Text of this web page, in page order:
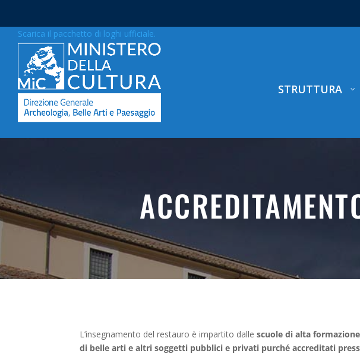
Scarica il pacchetto di loghi ufficiale.
STRUTTURA
L’insegnamento del restauro è impartito dallescuole di alta
di belle arti e altri soggetti pubblici e privati purché accreditati